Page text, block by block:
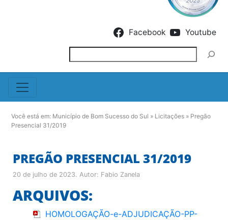
Facebook Youtube
Você está em: Município de Bom Sucesso do Sul » Licitações » Pregão
Presencial 31/2019
PREGÃO PRESENCIAL 31/2019
20 de julho de 2023. Autor: Fabio Zanela
ARQUIVOS:
HOMOLOGAÇÃO-e-ADJUDICAÇÃO-PP-